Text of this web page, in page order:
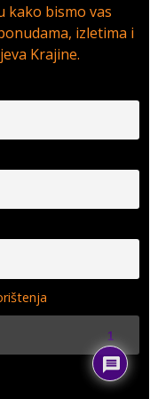
kako bismo vas
izletima i
Krajine.
1